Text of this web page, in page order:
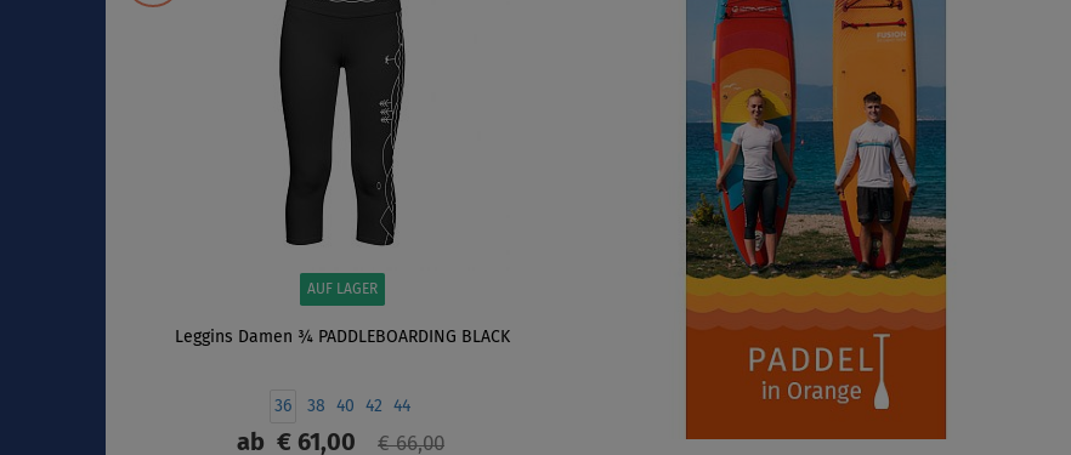
AUF LAGER
Leggins Damen ¾ PADDLEBOARDING BLACK
36 38 40 42 44
ab € 61,00 € 66,00